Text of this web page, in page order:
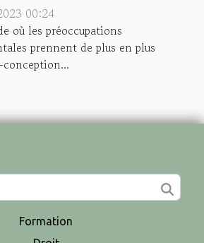
00:24
où les préoccupations
prennent de plus en plus
Formation